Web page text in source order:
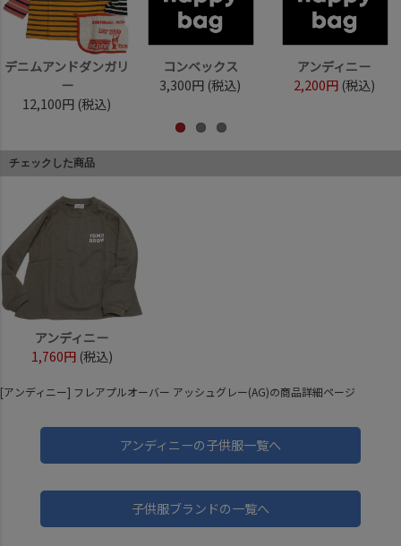
デニムアンドダンガリ
ー
12,100円 (税込)
コンベックス
3,300円 (税込)
アンディニー
2,200円 (税込)
チェックした商品
アンディニー
1,760円 (税込)
[アンディニー] フレアプルオーバー アッシュグレー(AG)の商品詳細ページ
アンディニーの子供服一覧へ
子供服ブランドの一覧へ